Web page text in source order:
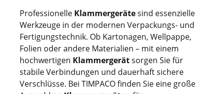
Professionelle Klammergerätesind essenzielle
Werkzeuge in der modernen Verpackungs- und
Fertigungstechnik. Ob Kartonagen, Wellpappe,
Folien oder andere Materialien – mit einem
hochwertigen Klammergerätsorgen Sie für
stabile Verbindungen und dauerhaft sichere
Verschlüsse. Bei TIMPACO finden Sie eine große